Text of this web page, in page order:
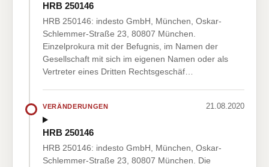
HRB 250146
HRB 250146: indesto GmbH, München, Oskar-
Schlemmer-Straße 23, 80807 München.
Einzelprokura mit der Befugnis, im Namen der
Gesellschaft mit sich im eigenen Namen oder als
Vertreter eines Dritten Rechtsgeschäf…
VERÄNDERUNGEN 21.08.2020
HRB 250146
HRB 250146: indesto GmbH, München, Oskar-
Schlemmer-Straße 23, 80807 München. Die